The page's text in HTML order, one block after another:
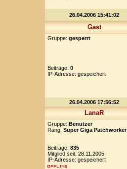
26.04.2006 15:41:02
Gast
Gruppe: gesperrt
Beiträge: 0
IP-Adresse: gespeichert
26.04.2006 17:56:52
LanaR
Gruppe: Benutzer
Rang: Super Giga Patchworker
Beiträge: 835
Mitglied seit: 28.11.2005
IP-Adresse: gespeichert